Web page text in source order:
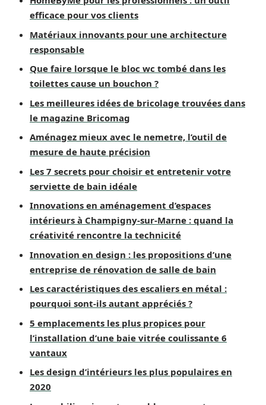
efficace pour vos clients
Matériaux innovants pour une architecture
responsable
Que faire lorsque le bloc wc tombé dans les
toilettes cause un bouchon ?
Les meilleures idées de bricolage trouvées dans
le magazine Bricomag
Aménagez mieux avec le nemetre, l’outil de
mesure de haute précision
Les 7 secrets pour choisir et entretenir votre
serviette de bain idéale
Innovations en aménagement d’espaces
intérieurs à Champigny-sur-Marne : quand la
créativité rencontre la technicité
Innovation en design : les propositions d’une
entreprise de rénovation de salle de bain
Les caractéristiques des escaliers en métal :
pourquoi sont-ils autant appréciés ?
5 emplacements les plus propices pour
l’installation d’une baie vitrée coulissante 6
vantaux
Les design d’intérieurs les plus populaires en
2020